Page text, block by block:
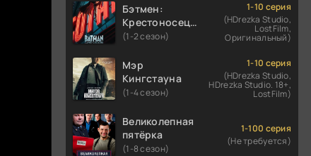
Бэтмен:
Крестоносец в
плаще
(1-2 сезон)
1-10 серия
(HDrezka Studio,
LostFilm,
Оригинальный)
Мэр
Кингстауна
(1-4 сезон)
1-10 серия
(HDrezka Studio,
HDrezka Studio. 18+,
LostFilm)
Великолепная
пятёрка
(1-8 сезон)
1-100 серия
(Не требуется)